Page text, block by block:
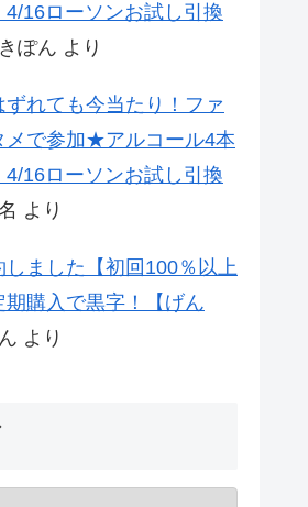
4/16ローソンお試し引換
ぽん より
ずれても今当たり！ファ
メで参加★アルコール4本
4/16ローソンお試し引換
より
ました【初回100％以上
購入で黒字！【げん
より